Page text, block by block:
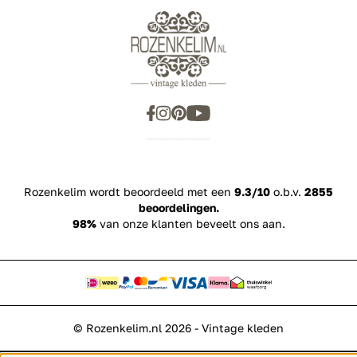
Rozenkelim wordt beoordeeld met een 9.3/10 o.b.v. 2855
beoordelingen.
98%van onze klanten beveelt ons aan.
© Rozenkelim.nl 2026 - Vintage kleden